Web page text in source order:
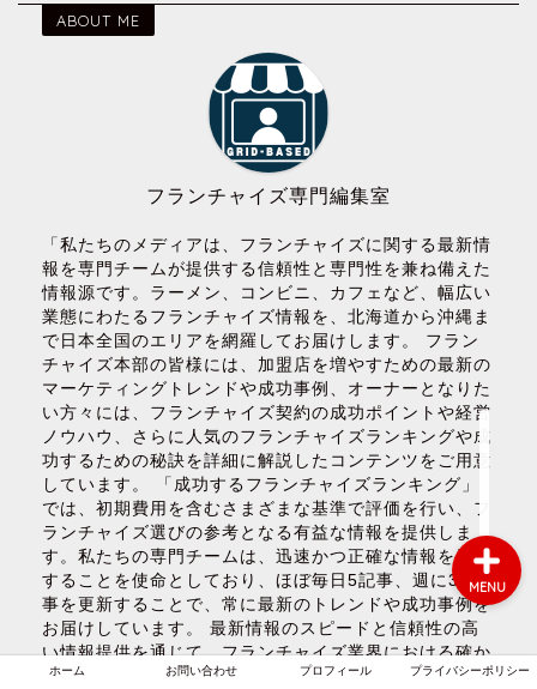
ABOUT ME
フランチャイズ専門編集室
「私たちのメディアは、フランチャイズに関する最新情
報を専門チームが提供する信頼性と専門性を兼ね備えた
情報源です。ラーメン、コンビニ、カフェなど、幅広い
業態にわたるフランチャイズ情報を、北海道から沖縄ま
で日本全国のエリアを網羅してお届けします。 フラン
チャイズ本部の皆様には、加盟店を増やすための最新の
マーケティングトレンドや成功事例、オーナーとなりた
い方々には、フランチャイズ契約の成功ポイントや経営
ノウハウ、さらに人気のフランチャイズランキングや成
功するための秘訣を詳細に解説したコンテンツをご用意
しています。 「成功するフランチャイズランキング」
では、初期費用を含むさまざまな基準で評価を行い、フ
ランチャイズ選びの参考となる有益な情報を提供しま
す。私たちの専門チームは、迅速かつ正確な情報を発信
することを使命としており、ほぼ毎日5記事、週に30記
事を更新することで、常に最新のトレンドや成功事例を
お届けしています。 最新情報のスピードと信頼性の高
い情報提供を通じて、フランチャイズ業界における確か
なナビゲーターとして、皆様のビジネスの成功をサポー
ホーム お問い合わせ プロフィール プライバシーポリシー
MENU
ホーム
お問い合わせ
プロフィール
プライバシーポリシー